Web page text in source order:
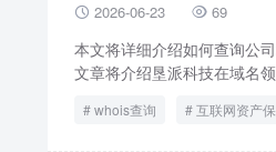
 2026-06-23  69
本文将详细介绍如何查询公
文章将介绍垦派科技在域名
whois查询 互联网资产